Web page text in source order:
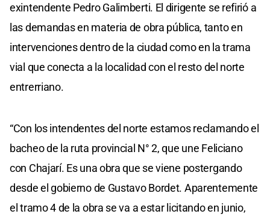
exintendente Pedro Galimberti. El dirigente se refirió a
las demandas en materia de obra pública, tanto en
intervenciones dentro de la ciudad como en la trama
vial que conecta a la localidad con el resto del norte
entrerriano.
“Con los intendentes del norte estamos reclamando el
bacheo de la ruta provincial N° 2, que une Feliciano
con Chajarí. Es una obra que se viene postergando
desde el gobierno de Gustavo Bordet. Aparentemente
el tramo 4 de la obra se va a estar licitando en junio,